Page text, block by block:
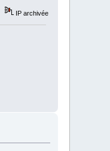
IP archivée